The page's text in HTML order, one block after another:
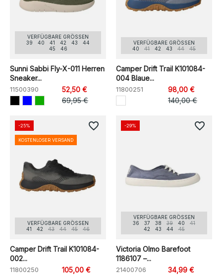
VERFÜGBARE GRÖSSEN
39
40 41 42 43
44
45
46
Sunni Sabbi Fly-X-011 Herren
Sneaker...
11500390
52,50 €
69,95 €
VERFÜGBARE GRÖSSEN
40
41 42 43 44 45
Camper Drift Trail K101084-
004 Blaue...
11800251
98,00 €
140,00 €
VERFÜGBARE GRÖSSEN
41
42 43 44 45 46
Camper Drift Trail K101084-
002...
11800250
105,00 €
-25%
KOSTENLOSER VERSAND
favorite_border
VERFÜGBARE GRÖSSEN
36
37 38 39 40
41
42
43 44 45
Victoria Olmo Barefoot
1186107 –...
21400706
34,99 €
-29% favorite_border